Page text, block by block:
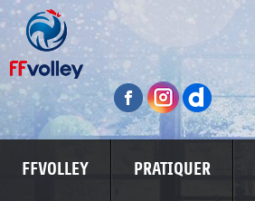
FFVOLLEY PRATIQUER